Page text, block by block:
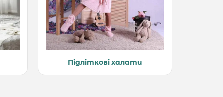
Підліткові халати